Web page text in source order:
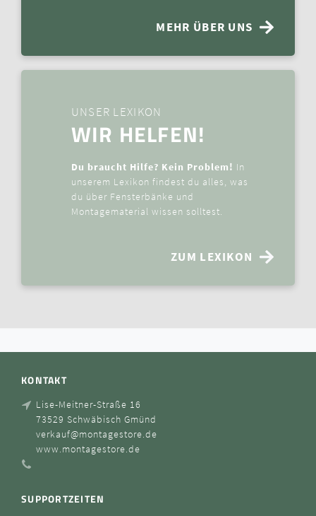
MEHR ÜBER UNS
UNSER LEXIKON
WIR HELFEN!
Du braucht Hilfe? Kein Problem! In
unserem Lexikon findest du alles, was
du über Fensterbänke und
Montagematerial wissen solltest.
ZUM LEXIKON
KONTAKT
Lise-Meitner-Straße 16
73529 Schwäbisch Gmünd
verkauf@montagestore.de
www.montagestore.de
SUPPORTZEITEN